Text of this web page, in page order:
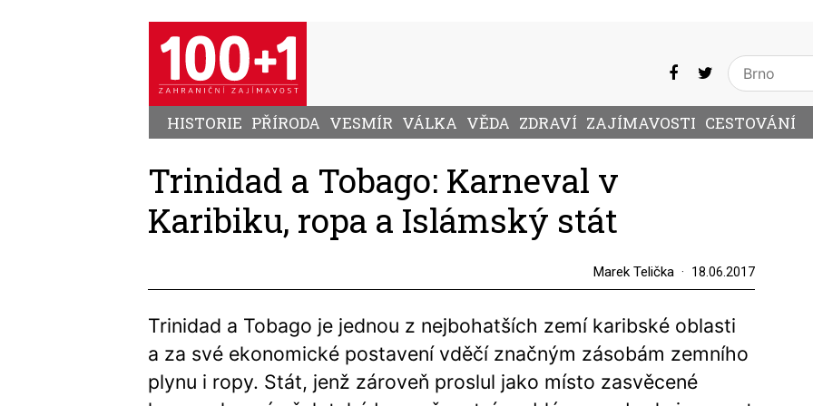
HISTORIE PŘÍRODA VESMÍR VÁLKA VĚDA ZDRAVÍ ZAJÍMAVOSTI CESTOVÁNÍ
Trinidad a Tobago: Karneval v
Karibiku, ropa a Islámský stát
Marek Telička 18.06.2017
Trinidad a Tobago je jednou z nejbohatších zemí karibské oblasti
a za své ekonomické postavení vděčí značným zásobám zemního
plynu i ropy. Stát, jenž zároveň proslul jako místo zasvěcené